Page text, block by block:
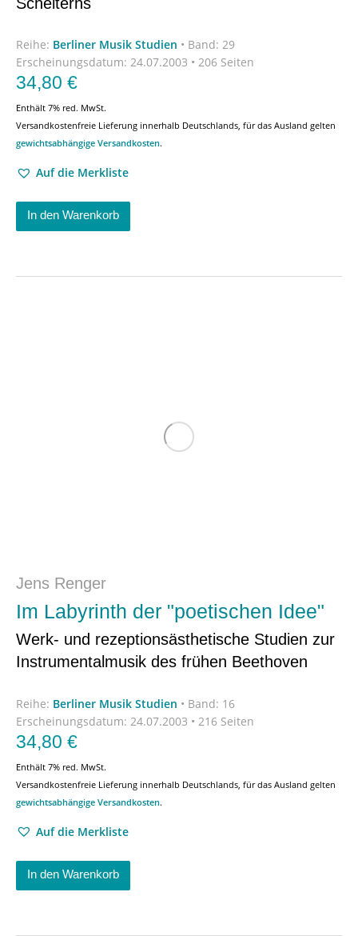
Reihe: Berliner Musik Studien • Band: 29
Erscheinungsdatum: 24.07.2003 • 206 Seiten
34,80 €
Enthält 7% red. MwSt.
Versandkostenfreie Lieferung innerhalb Deutschlands, für das Ausland gelten
gewichtsabhängige Versandkosten.
Auf die Merkliste
In den Warenkorb
Jens Renger
Im Labyrinth der "poetischen Idee"
Werk- und rezeptionsästhetische Studien zur
Instrumentalmusik des frühen Beethoven
Reihe: Berliner Musik Studien • Band: 16
Erscheinungsdatum: 24.07.2003 • 216 Seiten
34,80 €
Enthält 7% red. MwSt.
Versandkostenfreie Lieferung innerhalb Deutschlands, für das Ausland gelten
gewichtsabhängige Versandkosten.
Auf die Merkliste
In den Warenkorb